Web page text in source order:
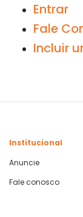
Entrar
Fale
Incluir
Institucional
Anuncie
Fale conosco